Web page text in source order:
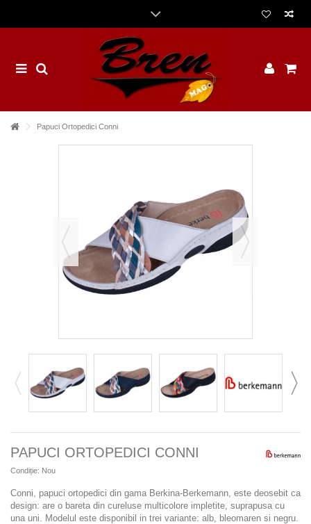
Papuci Ortopedici Conni
PAPUCI ORTOPEDICI CONNI
Condiție: Nou
Conni, papuci ortopedici din gama Berkina-Berkemann, este deosebit ca
design: are o bareta din cureluse multicolore impletite, suprapusa cu
una uni. Modelul este disponibil in trei variante: alb, bleomaren si negru.